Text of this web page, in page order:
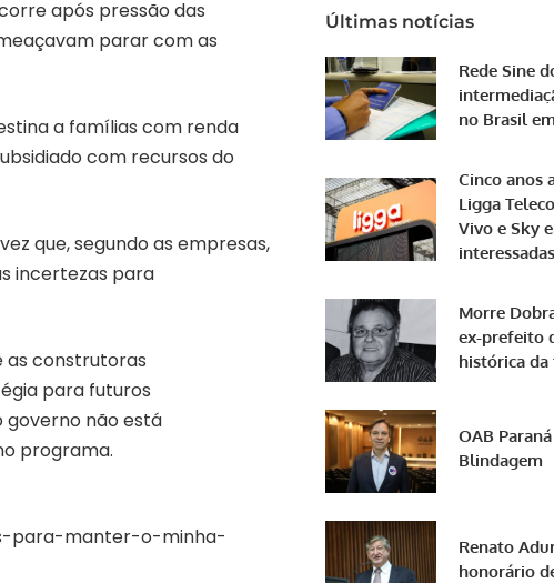
após pressão das
parar com as
a famílias com renda
com recursos do
que, segundo as empresas,
incertezas para
as construtoras
para futuros
governo não está
programa.
para-manter-o-minha-
Últimas notícias
Rede Sine
no Brasil
Cinco anos
Ligga
Vivo e Sky
interessadas
Morre
ex-prefeito
histórica
OAB
Blindagem
Renato
honorário